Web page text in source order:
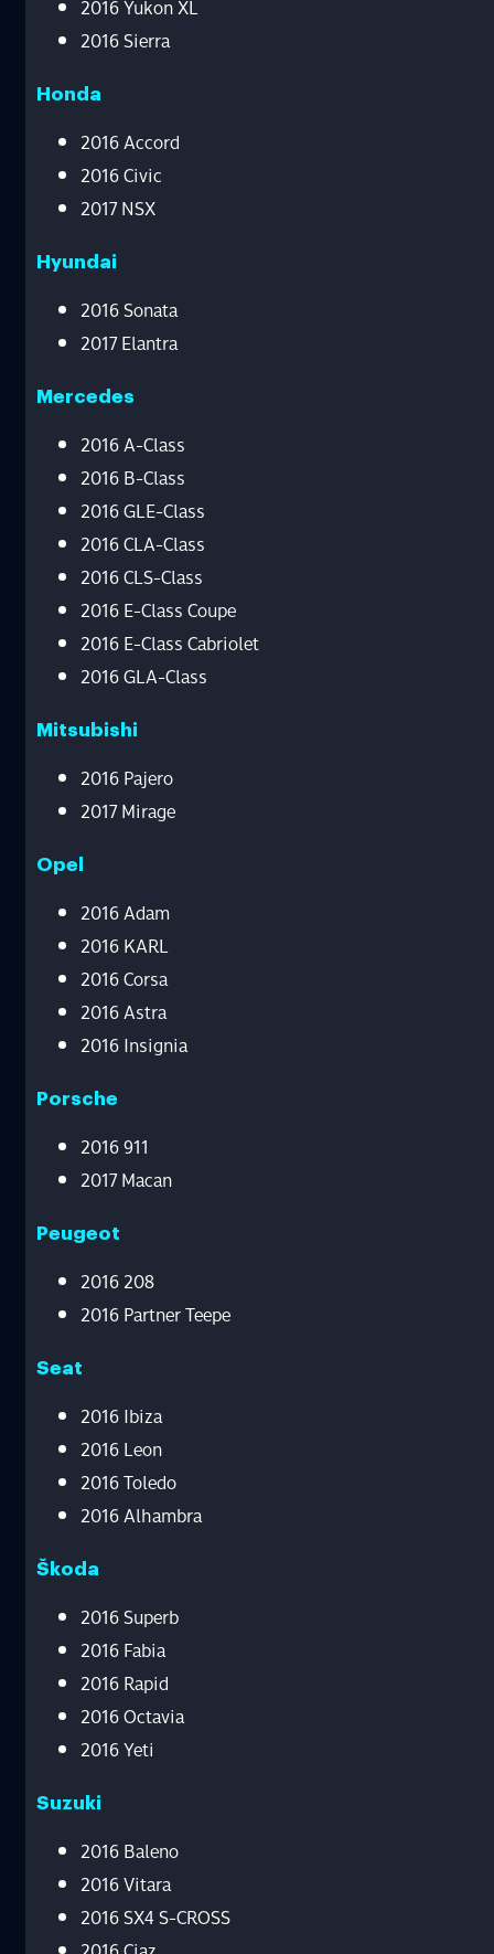
2016 Yukon XL
2016 Sierra
Honda
2016 Accord
2016 Civic
2017 NSX
Hyundai
2016 Sonata
2017 Elantra
Mercedes
2016 A-Class
2016 B-Class
2016 GLE-Class
2016 CLA-Class
2016 CLS-Class
2016 E-Class Coupe
2016 E-Class Cabriolet
2016 GLA-Class
Mitsubishi
2016 Pajero
2017 Mirage
Opel
2016 Adam
2016 KARL
2016 Corsa
2016 Astra
2016 Insignia
Porsche
2016 911
2017 Macan
Peugeot
2016 208
2016 Partner Teepe
Seat
2016 Ibiza
2016 Leon
2016 Toledo
2016 Alhambra
Škoda
2016 Superb
2016 Fabia
2016 Rapid
2016 Octavia
2016 Yeti
Suzuki
2016 Baleno
2016 Vitara
2016 SX4 S-CROSS